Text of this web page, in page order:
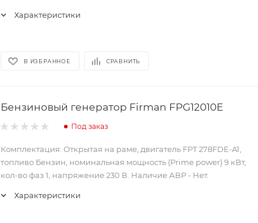
Характеристики
В ИЗБРАННОЕ СРАВНИТЬ
Бензиновый генератор Firman FPG12010Е
Под заказ
Комплектация: Открытая на раме, двигатель FPT 278FDE-A1,
топливо Бензин, номинальная мощность (Prime power) 9 кВт,
кол-во фаз 1, напряжение 230 В. Наличие АВР - Нет.
Характеристики